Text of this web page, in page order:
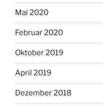
Mai 2020
Februar 2020
Oktober 2019
April 2019
Dezember 2018